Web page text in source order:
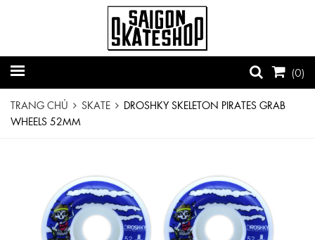
(0)
TRANG CHỦ SKATE
DROSHKY SKELETON PIRATES GRAB
WHEELS 52MM